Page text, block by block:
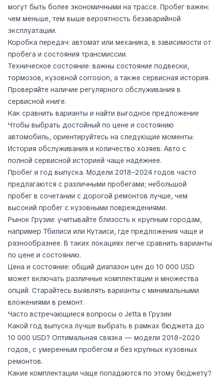
могут быть более экономичными на трассе. Пробег важен:
чем меньше, тем выше вероятность безаварийной
эксплуатации.
Коробка передач: автомат или механика, в зависимости от
пробега и состояния трансмиссии.
Техническое состояние: важны состояние подвески,
тормозов, кузовной corrosion, а также сервисная история.
Проверяйте наличие регулярного обслуживания в
сервисной книге.
Как сравнить варианты и найти выгодное предложение
Чтобы выбрать достойный по цене и состоянию
автомобиль, ориентируйтесь на следующие моменты:
История обслуживания и количество хозяев. Авто с
полной сервисной историей чаще надёжнее.
Пробег и год выпуска. Модели 2018–2024 годов часто
предлагаются с различными пробегами; небольшой
пробег в сочетании с дорогой ремонтов лучше, чем
высокий пробег с кузовными повреждениями.
Рынок Грузии: учитывайте близость к крупным городам,
например Тбилиси или Кутаиси, где предложения чаще и
разнообразнее. В таких локациях легче сравнить варианты
по цене и состоянию.
Цена и состояние: общий диапазон цен до 10 000 USD
может включать различные комплектации и множества
опций. Старайтесь выявлять варианты с минимальными
вложениями в ремонт.
Часто встречающиеся вопросы о Jetta в Грузии
Какой год выпуска лучше выбрать в рамках бюджета до
10 000 USD? Оптимальная связка — модели 2018–2020
годов, с умеренным пробегом и без крупных кузовных
ремонтов.
Какие комплектации чаще попадаются по этому бюджету?